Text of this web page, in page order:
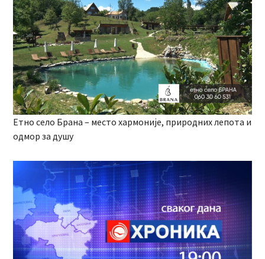
Етно село Брана – место хармоније, природних лепота и
одмор за душу